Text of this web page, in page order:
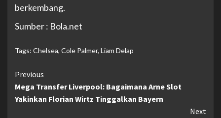
berkembang.
Sumber : Bola.net
Tags: Chelsea, Cole Palmer, Liam Delap
Continue
Reading
Previous
Mega Transfer Liverpool: Bagaimana Arne Slot
Yakinkan Florian Wirtz Tinggalkan Bayern
Next